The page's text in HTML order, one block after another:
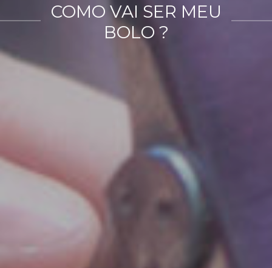
COMO VAI SER MEU
BOLO ?